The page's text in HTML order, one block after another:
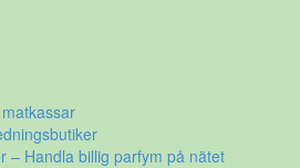
– Handla billig parfym på nätet